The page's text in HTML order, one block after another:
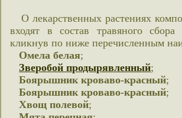
О лекарственных растениях
входят в состав травяного сбора
кликнув по ниже перечисленным
Омела белая;
Зверобой продырявленный;
Боярышник кроваво-красный;
Боярышник кроваво-красный;
Хвощ полевой;